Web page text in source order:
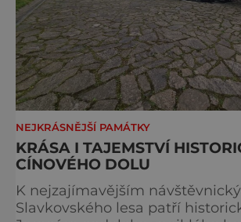
NEJKRÁSNĚJŠÍ PAMÁTKY
KRÁSA I TAJEMSTVÍ
CÍNOVÉHO DOLU
K nejzajímavějším
Slavkovského lesa patří